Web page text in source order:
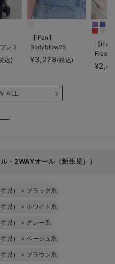
レミ
込)
【iFan】
Bodyblow2S
¥3,278(税込)
【
Freeze
ALL
・2WAYオール（新生児））
児） × ブラック系
児） ×ホワイト系
児） × グレー系
児） ×ベージュ系
児） × ブラウン系